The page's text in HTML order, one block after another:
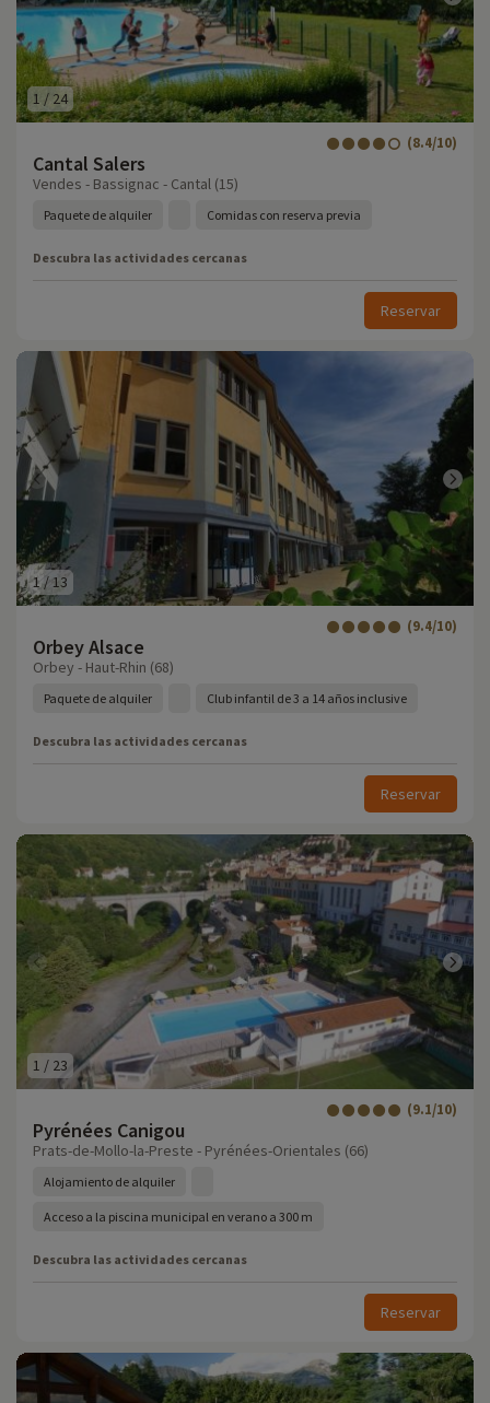
1 / 24
Cantal Salers
(8.4/10)
Vendes - Bassignac - Cantal (15)
Paquete de alquiler Comidas con reserva previa
Descubra las actividades cercanas
Reservar
1/13
Orbey Alsace
(9.4/10)
Orbey - Haut-Rhin (68)
Paquete de alquiler Club infantil de 3 a 14 años inclusive
Descubra las actividades cercanas
Reservar
1 / 23
Pyrénées Canigou
(9.1/10)
Prats-de-Mollo-la-Preste - Pyrénées-Orientales (66)
Alojamiento de alquiler
Acceso a la piscina municipal en verano a 300 m
Descubra las actividades cercanas
Reservar